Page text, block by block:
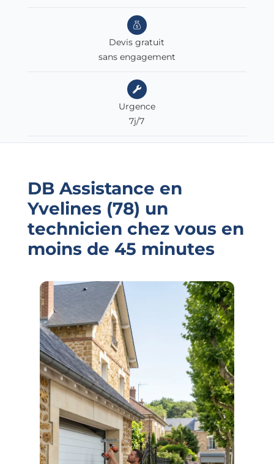
Devis gratuit
sans engagement
Urgence
7j/7
DB Assistance en
Yvelines (78) un
technicien chez vous en
moins de 45 minutes